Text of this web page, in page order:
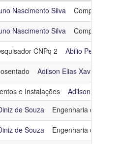
Nascimento Silva Computação
Nascimento Silva Computação
CNPq 2 Abilio Pereira de
Adilson Elias Xavier
e Instalações
Adilson Jorge
de Souza Engenharia de
de Souza Engenharia de